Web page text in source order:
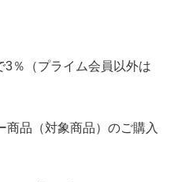
3％（プライム会員以外は
商品（対象商品）のご購入